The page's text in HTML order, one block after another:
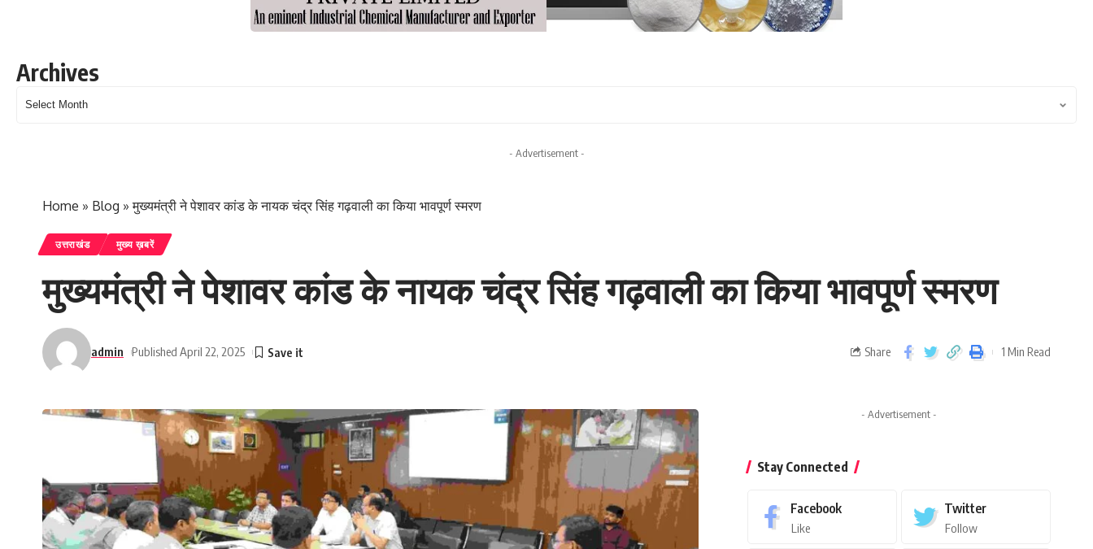
Archives
- Advertisement -
Home » Blog »मुख्यमंत्री ने पेशावर कांड के नायक चंद्र सिंह गढ़वाली का किया भावपूर्ण स्मरण
उत्तराखंड मुख्य ख़बरें
मुख्यमंत्री ने पेशावर कांड के नायक चंद्र सिंह गढ़वाली का किया भावपूर्ण स्मरण
admin Published April 22, 2025 Share 1 Min Read
- Advertisement -
Stay Connected
Facebook
Like
Twitter
Follow